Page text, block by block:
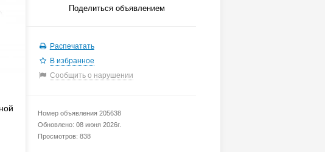
Поделиться объявлением
Распечатать
В избранное
Сообщить о нарушении
Номер объявления 205638
Обновлено: 08 июня 2026г.
Просмотров: 838